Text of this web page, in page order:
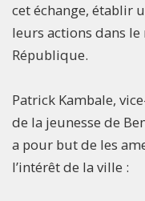
cet échange, établir
leurs actions dans
République.
Patrick Kambale,
de la jeunesse de
a pour but de les
l’intérêt de la ville :